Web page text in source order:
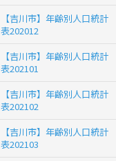
【吉川市】年齢別人口統計
表202012
【吉川市】年齢別人口統計
表202101
【吉川市】年齢別人口統計
表202102
【吉川市】年齢別人口統計
表202103